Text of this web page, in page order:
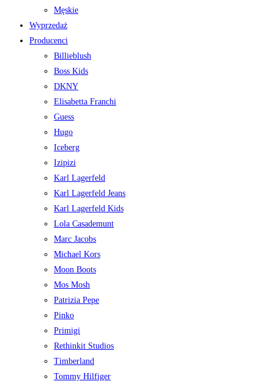
Męskie
Wyprzedaż
Producenci
Billieblush
Boss Kids
DKNY
Elisabetta Franchi
Guess
Hugo
Iceberg
Izipizi
Karl Lagerfeld
Karl Lagerfeld Jeans
Karl Lagerfeld Kids
Lola Casademunt
Marc Jacobs
Michael Kors
Moon Boots
Mos Mosh
Patrizia Pepe
Pinko
Primigi
Rethinkit Studios
Timberland
Tommy Hilfiger